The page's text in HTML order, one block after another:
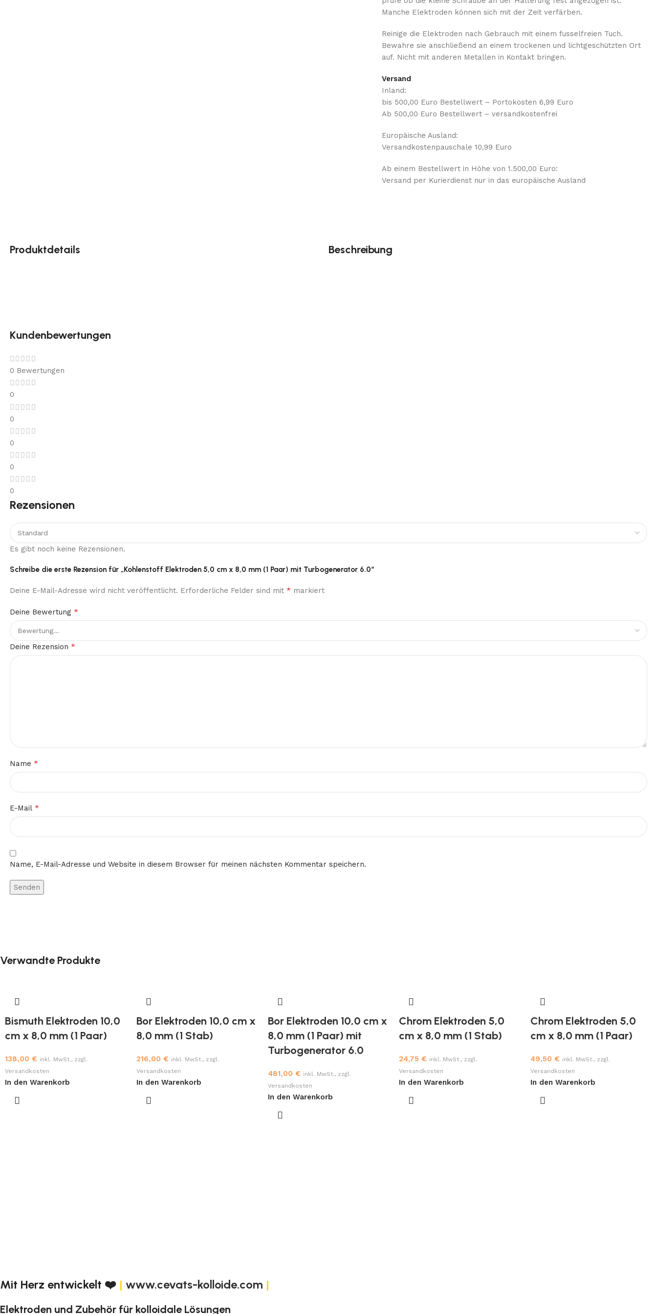
Manche Elektroden können sich mit der Zeit verfärben.
Reinige die Elektroden nach Gebrauch mit einem fusselfreien Tuch.
Bewahre sie anschließend an einem trockenen und lichtgeschützten Ort
auf. Nicht mit anderen Metallen in Kontakt bringen.
Versand
Inland:
bis 500,00 Euro Bestellwert – Portokosten 6,99 Euro
Ab 500,00 Euro Bestellwert – versandkostenfrei
Europäische Ausland:
Versandkostenpauschale 10,99 Euro
Ab einem Bestellwert in Höhe von 1.500,00 Euro:
Versand per Kurierdienst nur in das europäische Ausland
Produktdetails Beschreibung
Kundenbewertungen
0 Bewertungen
0
0
0
0
0
Rezensionen
Es gibt noch keine Rezensionen.
Schreibe die erste Rezension für „Kohlenstoff Elektroden 5,0 cm x 8,0 mm (1 Paar) mit Turbogenerator 6.0“
Deine E-Mail-Adresse wird nicht veröffentlicht. Erforderliche Felder sind mit * markiert
Deine Bewertung *
Deine Rezension *
Name *
E-Mail *
Name, E-Mail-Adresse und Website in diesem Browser für meinen nächsten Kommentar speichern.
Verwandte Produkte
Bismuth Elektroden 10,0
cm x 8,0 mm (1 Paar)
138,00 € inkl. MwSt., zzgl.
Versandkosten
In den Warenkorb
Bor Elektroden 10,0 cm x
8,0 mm (1 Stab)
216,00 € inkl. MwSt., zzgl.
Versandkosten
In den Warenkorb
Bor Elektroden 10,0 cm x
8,0 mm (1 Paar) mit
Turbogenerator 6.0
481,00 € inkl. MwSt., zzgl.
Versandkosten
In den Warenkorb
Chrom Elektroden 5,0
cm x 8,0 mm (1 Stab)
24,75€ inkl. MwSt., zzgl.
Versandkosten
In den Warenkorb
Chrom Elektroden 5,0
cm x 8,0 mm (1 Paar)
49,50€ inkl. MwSt., zzgl.
Versandkosten
In den Warenkorb
Mit Herz entwickelt ❤️ | www.cevats-kolloide.com |
Elektroden und Zubehör für kolloidale Lösungen